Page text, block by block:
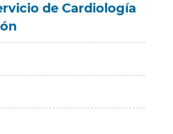
de Cardiología